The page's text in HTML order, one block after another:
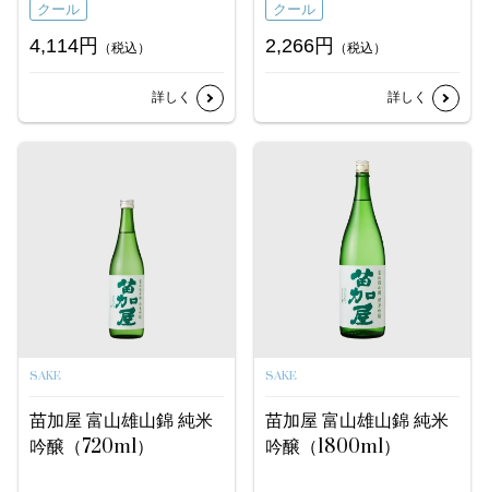
クール
4,114円 （税込）
詳しく
クール
2,266円 （税込）
詳しく
SAKE
苗加屋 富山雄山錦 純米
吟醸（720ml）
SAKE
苗加屋 富山雄山錦 純米
吟醸（1800ml）